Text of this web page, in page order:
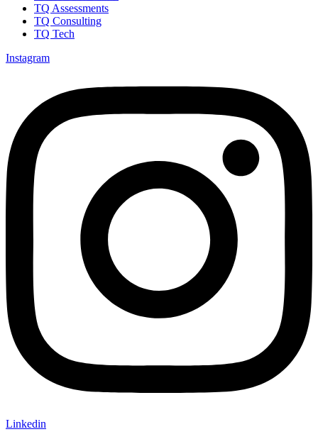
TQ Assessments
TQ Consulting
TQ Tech
Instagram
Linkedin